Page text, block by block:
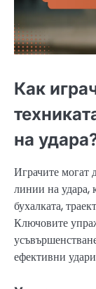
Как
на
Играчите могат
линии на удара,
бухалката,
Ключовите
ефективни